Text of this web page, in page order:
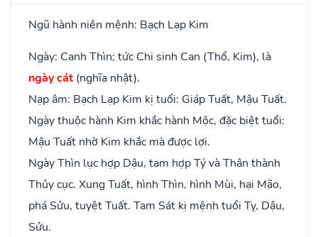
Ngũ hành niên mệnh: Bạch Lạp Kim
Ngày: Canh Thìn; tức Chi sinh Can (Thổ, Kim), là
ngày cát(nghĩa nhật).
Nạp âm: Bạch Lạp Kim kị tuổi: Giáp Tuất, Mậu Tuất.
Ngày thuộc hành Kim khắc hành Mộc, đặc biệt tuổi:
Mậu Tuất nhờ Kim khắc mà được lợi.
Ngày Thìn lục hợp Dậu, tam hợp Tý và Thân thành
Thủy cục. Xung Tuất, hình Thìn, hình Mùi, hại Mão,
phá Sửu, tuyệt Tuất. Tam Sát kị mệnh tuổi Tỵ, Dậu,
Sửu.